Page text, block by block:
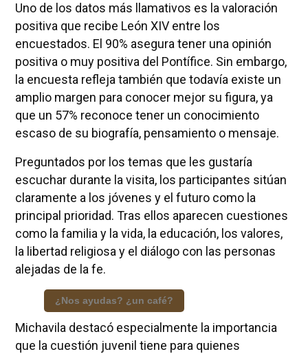
Uno de los datos más llamativos es la valoración
positiva que recibe León XIV entre los
encuestados. El 90% asegura tener una opinión
positiva o muy positiva del Pontífice. Sin embargo,
la encuesta refleja también que todavía existe un
amplio margen para conocer mejor su figura, ya
que un 57% reconoce tener un conocimiento
escaso de su biografía, pensamiento o mensaje.
Preguntados por los temas que les gustaría
escuchar durante la visita, los participantes sitúan
claramente a los jóvenes y el futuro como la
principal prioridad. Tras ellos aparecen cuestiones
como la familia y la vida, la educación, los valores,
la libertad religiosa y el diálogo con las personas
alejadas de la fe.
¿Nos ayudas? ¿un café?
Michavila destacó especialmente la importancia
que la cuestión juvenil tiene para quienes